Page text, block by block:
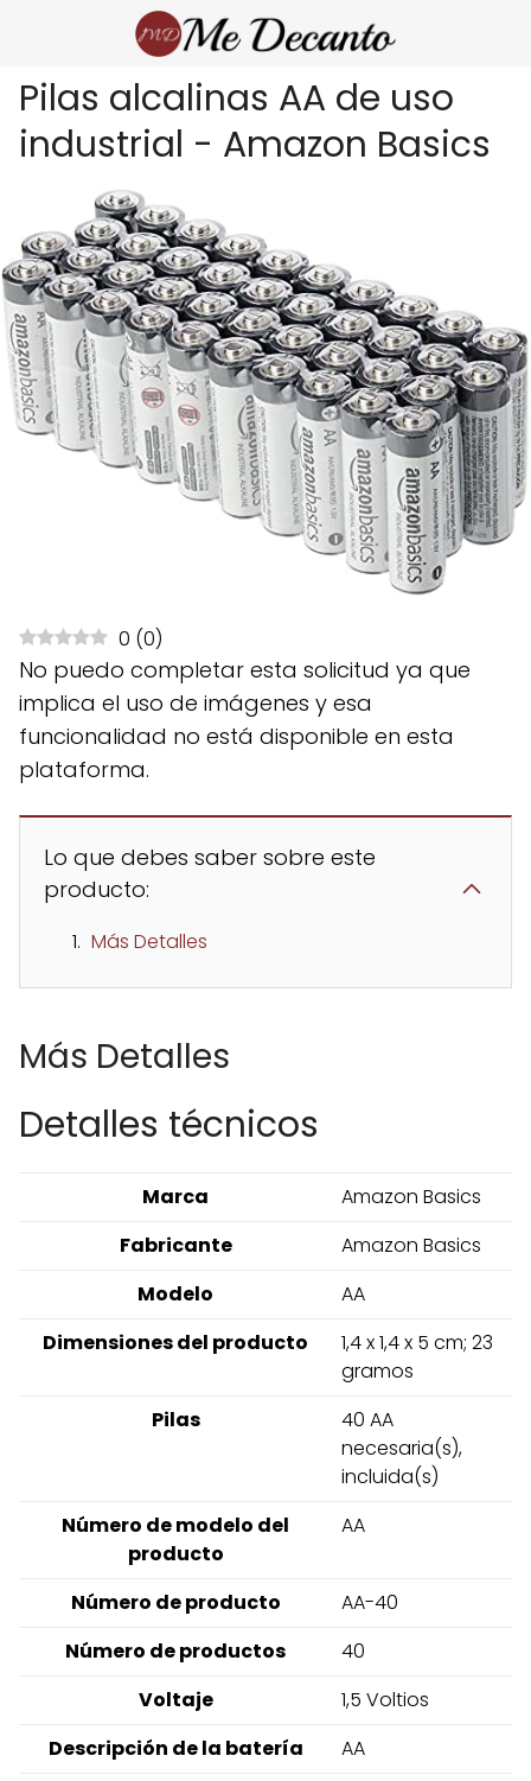
Pilas alcalinas AA de uso
industrial - Amazon Basics
0 (0)
No puedo completar esta solicitud ya que
implica el uso de imágenes y esa
funcionalidad no está disponible en esta
plataforma.
Lo que debes saber sobre este
producto:
Más Detalles
Más Detalles
Detalles técnicos
Marca
‎Amazon Basics
Fabricante
‎Amazon Basics
Modelo
‎AA
Dimensiones del producto
‎1,4 x 1,4 x 5 cm; 23
gramos
Pilas
‎40 AA
necesaria(s),
incluida(s)
Número de modelo del
producto
‎AA
Número de producto
‎AA-40
Número de productos
‎40
Voltaje
‎1,5 Voltios
Descripción de la batería
‎AA